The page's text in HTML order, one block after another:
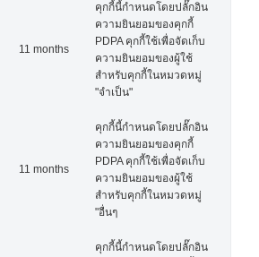
11 months
คุกกี้นี้กำหนดโดยปลั๊กอิน
ความยินยอมของคุกกี้
PDPA คุกกี้ใช้เพื่อจัดเก็บ
ความยินยอมของผู้ใช้
สำหรับคุกกี้ในหมวดหมู่
"จำเป็น"
11 months
คุกกี้นี้กำหนดโดยปลั๊กอิน
ความยินยอมของคุกกี้
PDPA คุกกี้ใช้เพื่อจัดเก็บ
ความยินยอมของผู้ใช้
สำหรับคุกกี้ในหมวดหมู่
"อื่นๆ
คุกกี้นี้กำหนดโดยปลั๊กอิน